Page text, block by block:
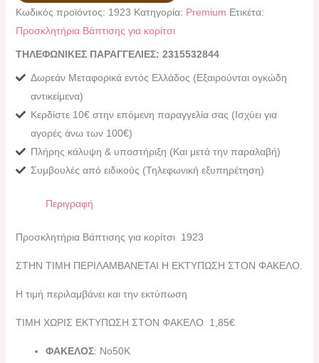
Κωδικός προϊόντος: 1923 Κατηγορία: Premium Ετικέτα:
Προσκλητήρια Βάπτισης για κορίτσι
ΤΗΛΕΦΩΝΙΚΕΣ ΠΑΡΑΓΓΕΛΙΕΣ: 2315532844
Δωρεάν Μεταφορικά εντός Ελλάδος (Εξαιρούνται ογκώδη
αντικείμενα)
Κερδίστε 10€ στην επόμενη παραγγελία σας (Ισχύει για
αγορές άνω των 100€)
Πλήρης κάλυψη & υποστήριξη (Και μετά την παραλαβή)
Συμβουλές από ειδικούς (Τηλεφωνική εξυπηρέτηση)
Περιγραφή
Προσκλητήρια Βάπτισης για κορίτσι 1923
ΣΤΗΝ ΤΙΜΗ ΠΕΡΙΛΑΜΒΑΝΕΤΑΙ Η ΕΚΤΥΠΩΣΗ ΣΤΟΝ ΦΑΚΕΛΟ.
Η τιμή περιλαμβάνει και την εκτύπωση
ΤΙΜΗ ΧΩΡΙΣ ΕΚΤΥΠΩΣΗ ΣΤΟΝ ΦΑΚΕΛΟ 1,85€
ΦΑΚΕΛΟΣ: Νο50Κ